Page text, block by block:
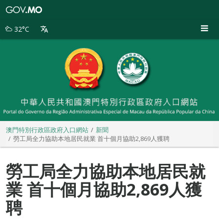
別
32°C
澳門特別行政區政府入口網站
新聞
勞工局全力協助本地居民就業 首十個月協助2,869人獲聘
勞工局全力協助本地居民就
業 首十個月協助2,869人獲
聘